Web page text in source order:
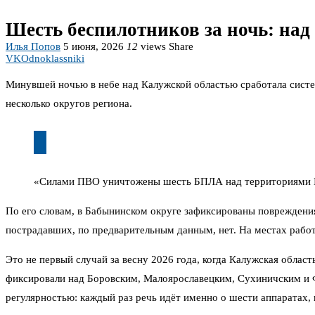
Шесть беспилотников за ночь:
Илья Попов 5 июня, 2026 12 views Share
VKOdnoklassniki
Минувшей ночью в небе над Калужской областью сработала
несколько округов региона.
«Силами ПВО уничтожены шесть БПЛА над территориями
По его словам, в Бабынинском округе зафиксированы
пострадавших, по предварительным данным, нет. На местах
Это не первый случай за весну 2026 года, когда Калужская
фиксировали над Боровским, Малоярославецким, Сухиничским
регулярностью: каждый раз речь идёт именно о шести